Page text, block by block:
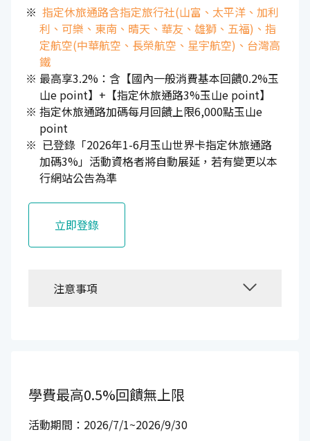
指定休旅通路含指定旅行社(山富、太平洋、加利
利、可樂、東南、晴天、華友、雄獅、五福)、指
定航空(中華航空、長榮航空、星宇航空)、台灣高
鐵
最高享3.2%：含【國內一般消費基本回饋0.2%玉
山e point】+【指定休旅通路3%玉山e point】
指定休旅通路加碼每月回饋上限6,000點玉山e
point
已登錄「2026年1-6月玉山世界卡指定休旅通路
加碼3%」活動資格者將自動展延，若有變更以本
行網站公告為準
立即登錄
注意事項
學費最高0.5%回饋無上限
活動期間：2026/7/1~2026/9/30